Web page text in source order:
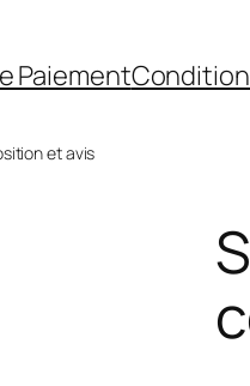
Paiement
et avis